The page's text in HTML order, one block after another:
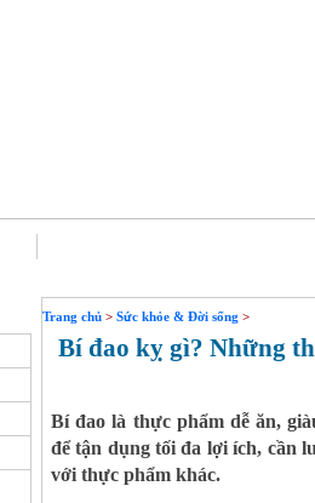
Trang chủ > Sức khỏe & Đời sống >
Bí đao kỵ gì? Những
Bí đao là thực phẩm dễ ăn,
để tận dụng tối đa lợi ích, cần
với thực phẩm khác.